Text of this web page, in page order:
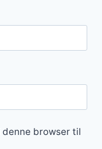
denne browser til